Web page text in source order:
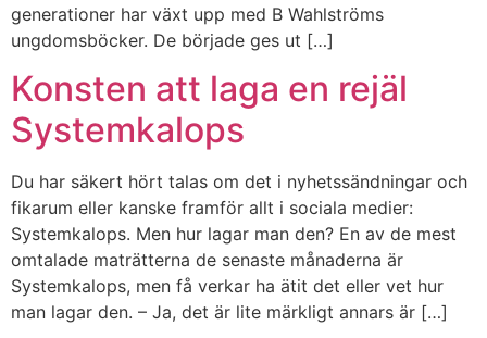
generationer har växt upp med B Wahlströms
ungdomsböcker. De började ges ut […]
Konsten att laga en rejäl
Systemkalops
Du har säkert hört talas om det i nyhetssändningar och
fikarum eller kanske framför allt i sociala medier:
Systemkalops. Men hur lagar man den? En av de mest
omtalade maträtterna de senaste månaderna är
Systemkalops, men få verkar ha ätit det eller vet hur
man lagar den. – Ja, det är lite märkligt annars är […]